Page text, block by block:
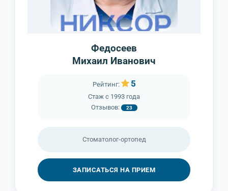
Федосеев
Михаил Иванович
Рейтинг: 5
Стаж с 1993 года
Отзывов:
23
Стоматолог-ортопед
ЗАПИСАТЬСЯ НА ПРИЕМ